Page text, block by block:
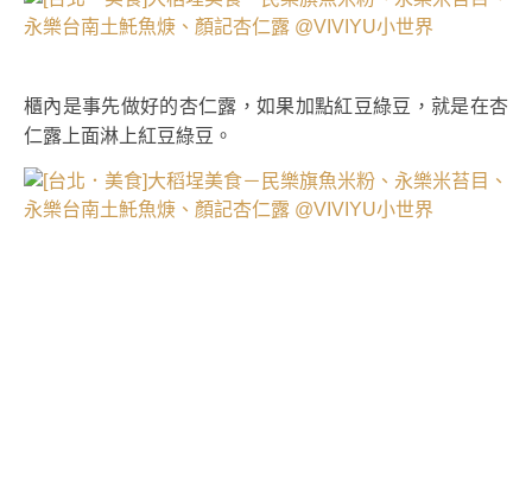
櫃內是事先做好的杏仁露，如果加點紅豆綠豆，就是在杏
仁露上面淋上紅豆綠豆。